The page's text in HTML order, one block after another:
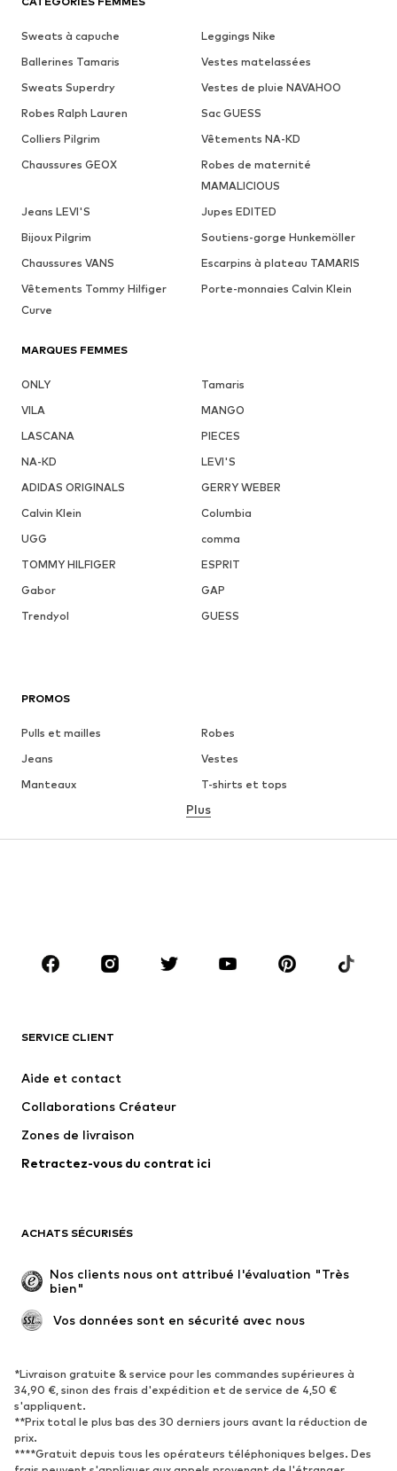
Sweats à capuche
Leggings Nike
Ballerines Tamaris
Vestes matelassées
Sweats Superdry
Vestes de pluie NAVAHOO
Robes Ralph Lauren
Sac GUESS
Colliers Pilgrim
Vêtements NA-KD
Chaussures GEOX
Robes de maternité
MAMALICIOUS
Jeans LEVI'S
Jupes EDITED
Bijoux Pilgrim
Soutiens-gorge Hunkemöller
Chaussures VANS
Escarpins à plateau TAMARIS
Vêtements Tommy Hilfiger
Curve
Porte-monnaies Calvin Klein
MARQUES FEMMES
ONLY
Tamaris
VILA
MANGO
LASCANA
PIECES
NA-KD
LEVI'S
ADIDAS ORIGINALS
GERRY WEBER
Calvin Klein
Columbia
UGG
comma
TOMMY HILFIGER
ESPRIT
Gabor
GAP
Trendyol
GUESS
PROMOS
Pulls et mailles
Robes
Jeans
Vestes
Manteaux
T-shirts et tops
Lingerie
Jupes
Blouses et tuniques
Accessoires
Premium
Nouveautés
Lingerie
Manteaux
Jupes
Occasions spéciales
Exclusif
Remise à neuf
Nouveautés
Tendance
Baskets
Bottines
Escarpins et talons hauts
Bottes
Sandales
Chaussures basses
Plus
SERVICE CLIENT
Aide et contact
Collaborations Créateur
Zones de livraison
Retractez-vous du contrat ici
ACHATS SÉCURISÉS
Nos clients nous ont attribué l'évaluation "Très
bien"
Vos données sont en sécurité avec nous
*Livraison gratuite & service pour les commandes supérieures à
34,90 €, sinon des frais d'expédition et de service de 4,50 €
s'appliquent.
**Prix total le plus bas des 30 derniers jours avant la réduction de
prix.
****Gratuit depuis tous les opérateurs téléphoniques belges. Des